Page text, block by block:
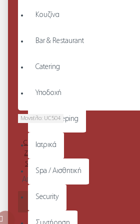
Κουζίνα
Bar & Restaurant
Catering
Υποδοχή
Housekeeping
Ιατρικά
Spa / Αισθητική
Security
Μοντέλο: UC504
CLASSIC FULL
ZIP HOODED
SWEATSHIRT
Από 37,20€
ΚΑΛΆΘΙ